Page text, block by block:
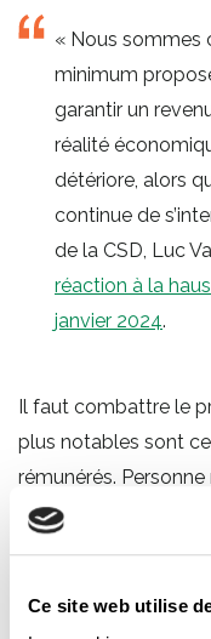
Ce site web utilise
« Nous sommes
minimum
garantir un
réalité
détériore, alors
continue de
de la CSD, Luc
réaction à la
janvier 2024.
Il faut combattre le
plus notables sont
rémunérés.
conditions qui la
appartient à tous et